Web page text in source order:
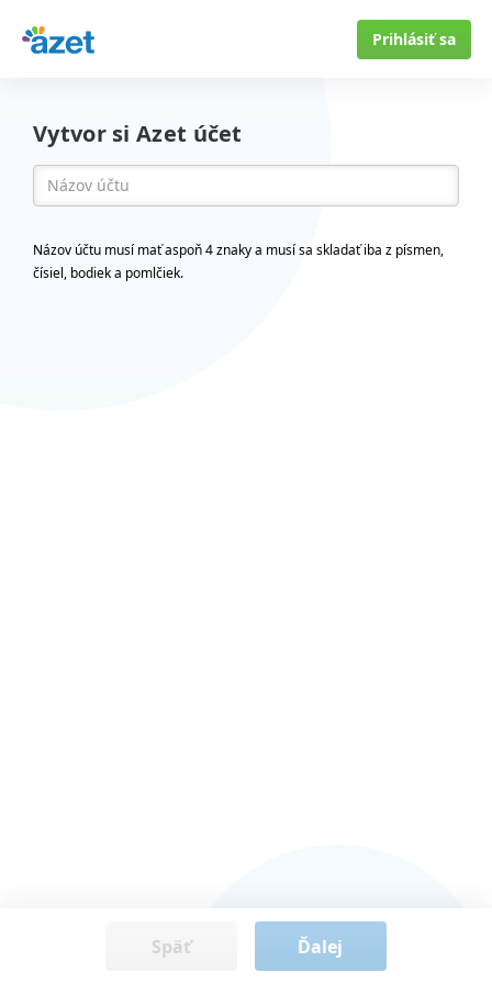
Prihlásiť sa
Vytvor si Azet účet
Názov účtu musí mať aspoň 4 znaky a musí sa skladať iba z písmen,
čísiel, bodiek a pomlčiek.